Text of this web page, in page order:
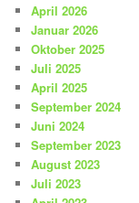
April 2026
Januar 2026
Oktober 2025
Juli 2025
April 2025
September 2024
Juni 2024
September 2023
August 2023
Juli 2023